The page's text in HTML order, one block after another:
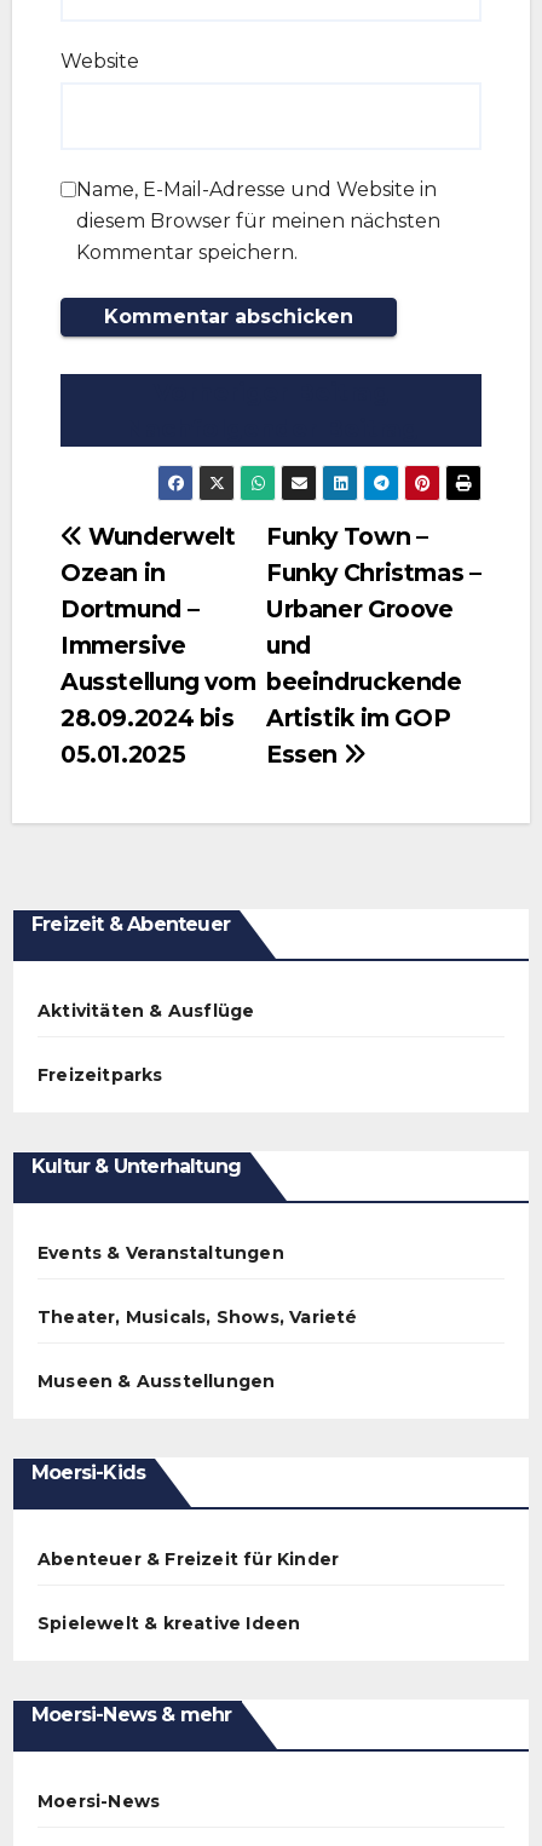
Website
Name, E-Mail-Adresse und Website in
diesem Browser für meinen nächsten
Kommentar speichern.
BeitragsnavigationFunky Town –
Funky Christmas –
Urbaner Groove
und
beeindruckende
Artistik im GOP
Essen
Wunderwelt
Ozean in
Dortmund –
Immersive
Ausstellung vom
28.09.2024 bis
05.01.2025
Freizeit & Abenteuer
Aktivitäten & Ausflüge
Freizeitparks
Kultur & Unterhaltung
Events & Veranstaltungen
Theater, Musicals, Shows, Varieté
Museen & Ausstellungen
Moersi-Kids
Abenteuer & Freizeit für Kinder
Spielewelt & kreative Ideen
Moersi-News & mehr
Moersi-News